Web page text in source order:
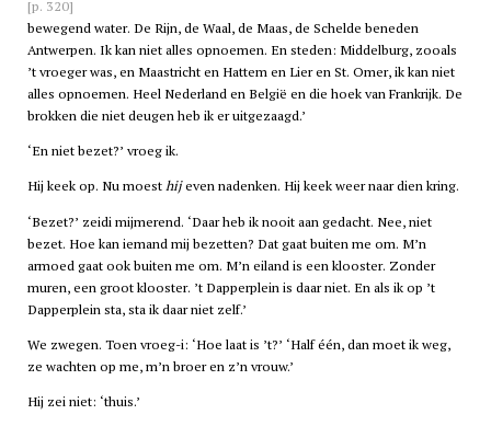
[p. 320]
bewegend water. De Rijn, de Waal, de Maas, de Schelde beneden
Antwerpen. Ik kan niet alles opnoemen. En steden: Middelburg, zooals
’t vroeger was, en Maastricht en Hattem en Lier en St. Omer, ik kan niet
alles opnoemen. Heel Nederland en België en die hoek van Frankrijk. De
brokken die niet deugen heb ik er uitgezaagd.’
‘En niet bezet?’ vroeg ik.
Hij keek op. Nu moesthijeven nadenken. Hij keek weer naar dien kring.
‘Bezet?’ zeidi mijmerend. ‘Daar heb ik nooit aan gedacht. Nee, niet
bezet. Hoe kan iemand mij bezetten? Dat gaat buiten me om. M’n
armoed gaat ook buiten me om. M’n eiland is een klooster. Zonder
muren, een groot klooster. ’t Dapperplein is daar niet. En als ik op ’t
Dapperplein sta, sta ik daar niet zelf.’
We zwegen. Toen vroeg-i: ‘Hoe laat is ’t?’ ‘Half één, dan moet ik weg,
ze wachten op me, m’n broer en z’n vrouw.’
Hij zei niet: ‘thuis.’